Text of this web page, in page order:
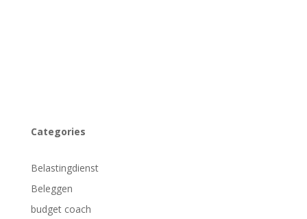
Categories
Belastingdienst
Beleggen
budget coach